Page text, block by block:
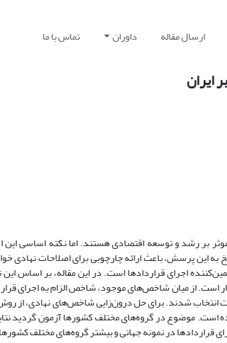
ارسال مقاله داوران تماس با ما
ایران
بر رشد و توسعه اقتصادی هستند. اما نکته اساسی
این پرسش، باعث ارائه چارچوبی برای اصلاحات نهادی
اجرای قراردادها است. در این مقاله، بر اساس
است. از میان شاخص‌های موجود، شاخص الزام به اجرای
انتخاب شدند. برای حل درون‌زایی شاخص‌های نهادی، از
است. موضوع در گروه‌های مختلف کشورها آزمون گردید
قراردادها در نمونه جهانی و بیشتر گروه‌های مختلف